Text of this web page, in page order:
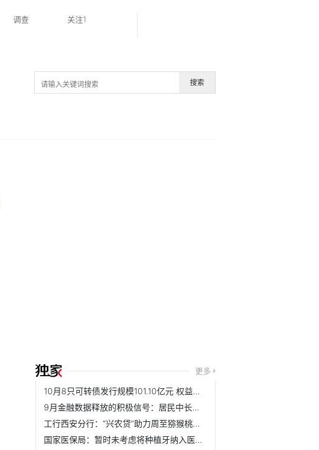
调查 关注1
搜索
更多
10月8只可转债发行规模101.10亿元 权益类市场回暖
9月金融数据释放的积极信号：居民中长期贷款有望企稳
工行西安分行：“兴农贷”助力周至猕猴桃产业发展
国家医保局：暂时未考虑将种植牙纳入医保支付范围